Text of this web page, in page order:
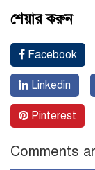
শেয়ার করুন
Facebook
Linkedin
Pinterest
Comments